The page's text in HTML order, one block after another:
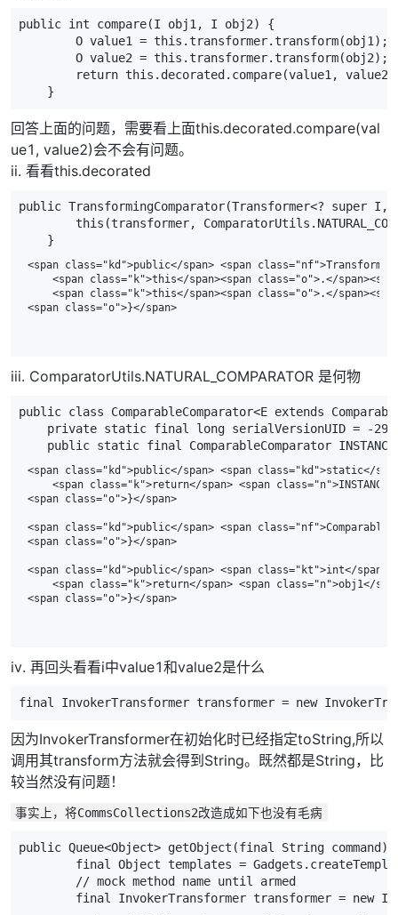
public int compare(I obj1 , I obj2)
{
O value1 = this .transformer.transform(obj1 );
O value2 = this .transformer.transform(obj2);
return this . decorated . compare(value1 , value2
}
回答上面的问题，需要看上面this.decorated.compare(val
ue1, value2)会不会有问题。
ii. 看看this.decorated
public TransformingComparator(Transformer<? super I ,
this (transformer, ComparatorUtils .
}
<span class="kd">public</span> <span
<span class="k">this</span><span class="o">.</
<span class="k">this</span><span class="o">.</
iii. ComparatorUtils.NATURAL_COMPARATOR 是何物
public class ComparableComparator<E extends
private static final long serialVersionUID = -
public static final ComparableComparator INSTANCE
<span class="kd">public</span> <span class="kd">static</
<span class="k">return</span> <span
<span class="o">}</span>
<span class="kd">public</span> <span
<span class="o">}</span>
<span class="kd">public</span> <span class="kt">int</span>
<span class="k">return</span> <span class="n">obj1</
iv. 再回头看看i中value1和value2是什么
final InvokerTransformer transformer = new
因为InvokerTransformer在初始化时已经指定toString,所以
调用其transform方法就会得到String。既然都是String，比
较当然没有问题！
事实上，将CommsCollections2改造成如下也没有毛病
public Queue<Object> getObject (final String command )
final
Object templates = Gadgets .
// mock method name until armed
final
InvokerTransformer transformer = new